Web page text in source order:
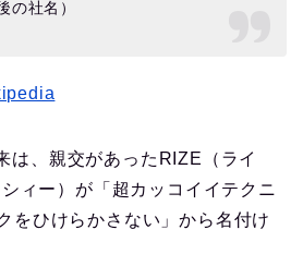
の社名）
は、親交があったRIZE（ライ
ィー）が「超カッコイイテクニ
をひけらかさない」から名付け